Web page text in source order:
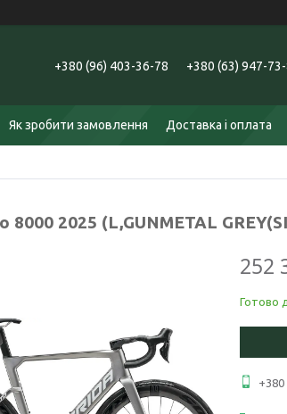
+380 (96) 403-36-78 +380 (63) 947-
Як зробити замовлення Доставка і оплата
8000 2025 (L,GUNMETAL
252
Готово
+380